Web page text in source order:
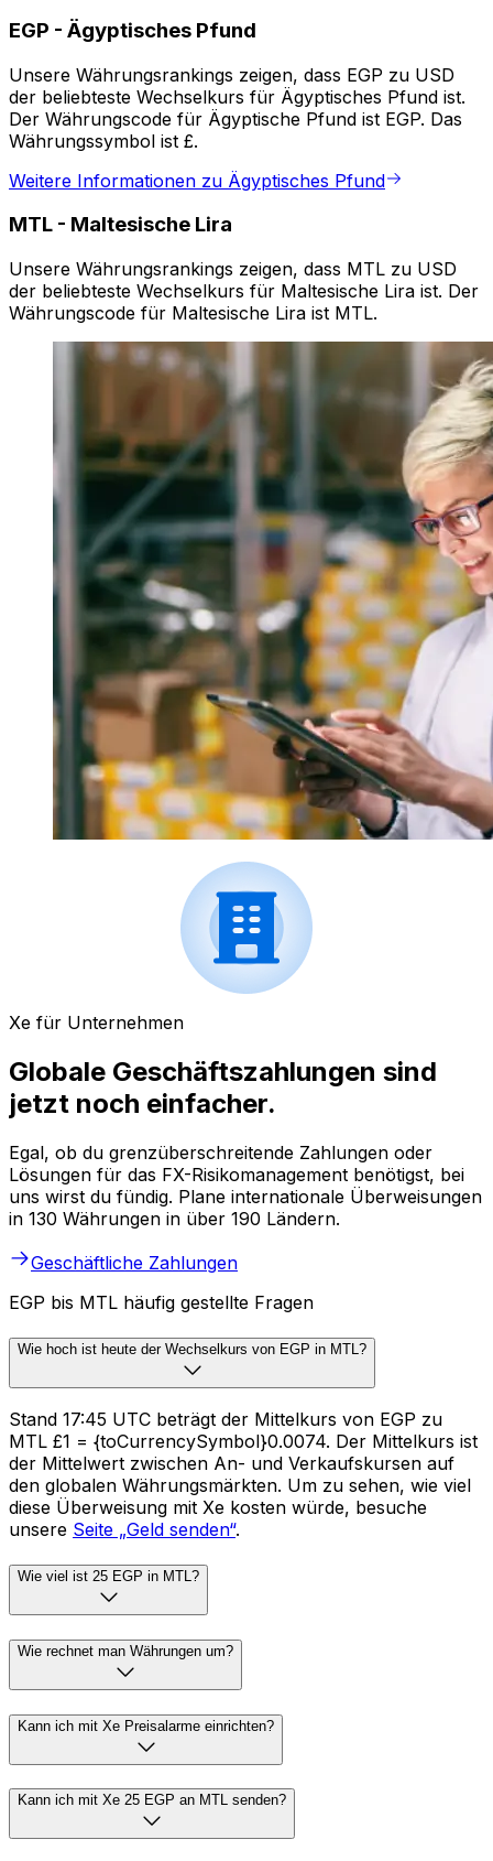
EGP - Ägyptisches Pfund
Unsere Währungsrankings zeigen, dass EGP zu USD
der beliebteste Wechselkurs für Ägyptisches Pfund ist.
Der Währungscode für Ägyptische Pfund ist EGP. Das
Währungssymbol ist £.
Weitere Informationen zu Ägyptisches Pfund
MTL - Maltesische Lira
Unsere Währungsrankings zeigen, dass MTL zu USD
der beliebteste Wechselkurs für Maltesische Lira ist. Der
Währungscode für Maltesische Lira ist MTL.
Xe für Unternehmen
Globale Geschäftszahlungen sind
jetzt noch einfacher.
Egal, ob du grenzüberschreitende Zahlungen oder
Lösungen für das FX-Risikomanagement benötigst, bei
uns wirst du fündig. Plane internationale Überweisungen
in 130 Währungen in über 190 Ländern.
Geschäftliche Zahlungen
EGP bis MTL häufig gestellte Fragen
Wie hoch ist heute der Wechselkurs von EGP in MTL?
Stand 17:45 UTC beträgt der Mittelkurs von EGP zu
MTL £1 = {toCurrencySymbol}0.0074. Der Mittelkurs ist
der Mittelwert zwischen An- und Verkaufskursen auf
den globalen Währungsmärkten. Um zu sehen, wie viel
diese Überweisung mit Xe kosten würde, besuche
unsere Seite „Geld senden“.
Wie viel ist 25 EGP in MTL?
Wie rechnet man Währungen um?
Kann ich mit Xe Preisalarme einrichten?
Kann ich mit Xe 25 EGP an MTL senden?